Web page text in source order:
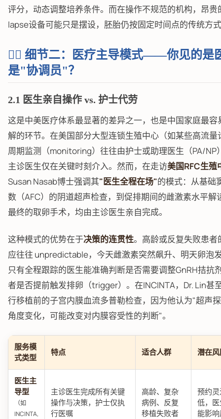
评分，动态调整培养条件。而在操作不规范的机构，昂
lapse设备可能只是摆设，胚胎仍按固定时间点的传统方
👨‍⚕️ 细节二：医疗主导模式——你见的是
是"协调员"？
2.1 医生亲自操作 vs. 护士代劳
这是中美医疗体系最显著的差异之一，也是中国家庭最容
解的环节。在美国部分大型连锁生殖中心（如某些高流量
周期监测（monitoring）往往由护士或助理医生（PA/NP
主诊医生仅在关键时刻介入。然而，在走访美国RFC生殖
Susan Nasab博士强调其"医生全程在场"的模式：从基础
数（AFC）的阴道超声检查，到促排期间的雌激素水平解
最终的取卵手术，均由主诊医生亲自完成。
这种模式的优势在于决策的连贯性。高龄或反复失败患者
应往往 unpredictable，今天雌激素突然飙升、明天卵泡
只有全程跟踪的医生能准确判断是否需要调整GnRH拮抗
者是否提前触发排卵（trigger）。在INCINTA，Dr. Lin甚
行移植前的子宫内膜血流多普勒检查，因为他认为"超声
角度变化，可能改变对内膜容受性的判断"。
服务模
式类型
特点 适合人群 潜在
医生主
导型
（如
INCINTA,
主诊医生完成所有关键
操作与决策，护士仅执
行医嘱
高龄、复杂
病例、反复
移植失败者
预约
低，
能影